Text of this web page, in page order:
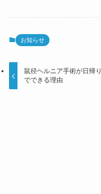
お知らせ
鼠径ヘルニア手術が日帰り
でできる理由